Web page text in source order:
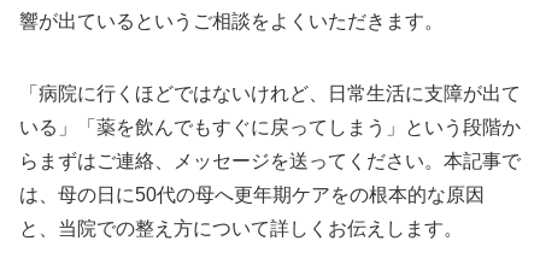
響が出ているというご相談をよくいただきます。
「病院に行くほどではないけれど、日常生活に支障が出て
いる」「薬を飲んでもすぐに戻ってしまう」という段階か
らまずはご連絡、メッセージを送ってください。本記事で
は、母の日に50代の母へ更年期ケアをの根本的な原因
と、当院での整え方について詳しくお伝えします。